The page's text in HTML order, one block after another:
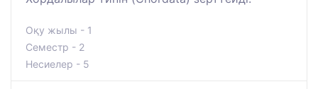
Оқу жылы - 1
Семестр - 2
Несиелер - 5